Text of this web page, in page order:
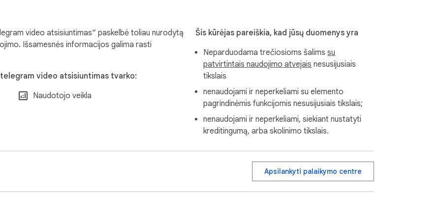
Telegram Web pages that are already accessible in your browser.
You do not need to apply for a Telegram API, create a bot, or enter a token.
video atsisiuntimas“ paskelbė toliau nurodytą
Išsamesnės informacijos galima rasti
video atsisiuntimas tvarko:
Naudotojo veikla
Šis kūrėjas pareiškia, kad jūsų duomenys yra
Neparduodama trečiosioms šalimssu
patvirtintais naudojimo atvejais nesusijusiais
tikslais
nenaudojami ir neperkeliami su elemento
pagrindinėmis funkcijomis nesusijusiais tikslais;
nenaudojami ir neperkeliami, siekiant nustatyti
kreditingumą, arba skolinimo tikslais.
Apsilankyti palaikymo centre